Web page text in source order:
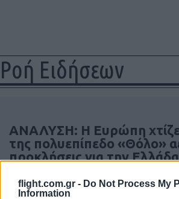
flight.com.gr - Do Not Process My
Information
Ροή Ειδήσεων
ΑΝΑΛΥΣΗ: Η Ευρώπη
της πολυεπίπεδο «Θόλο»
προκλήσεις για την Ελλάδα
21:05